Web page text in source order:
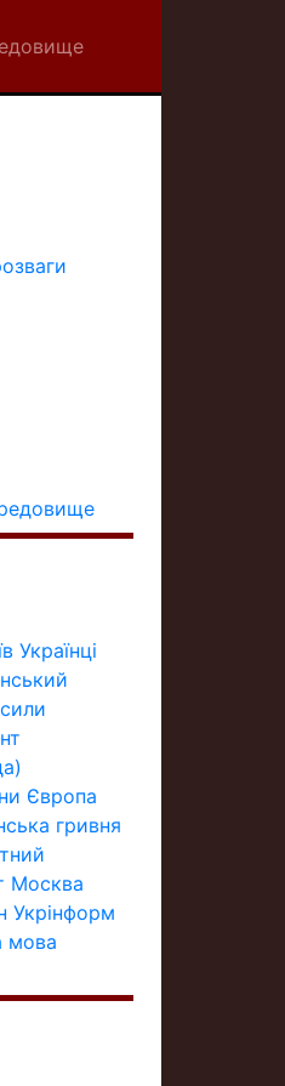
Українці
Європа
гривня
Москва
Укрінформ
мова